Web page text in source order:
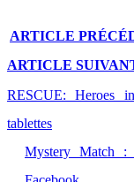
ARTICLE
ARTICLE
RESCUE: Heroes
tablettes
Mystery Match :